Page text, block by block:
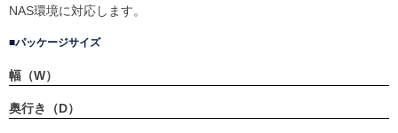
NAS環境に対応します。
パッケージサイズ
幅（W）
奥行き（D）